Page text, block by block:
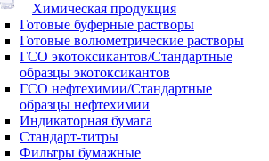
Химическая продукция
Готовые буферные растворы
Готовые волюметрические растворы
ГСО экотоксикантов/Стандартные
образцы экотоксикантов
ГСО нефтехимии/Стандартные
образцы нефтехимии
Индикаторная бумага
Стандарт-титры
Фильтры бумажные